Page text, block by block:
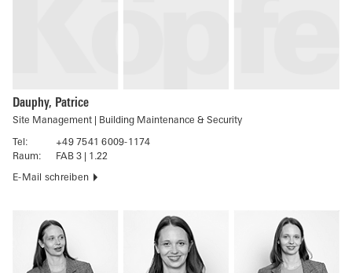
Dauphy, Patrice
Site Management | Building Maintenance & Security
Tel:
+49 7541 6009-1174
Raum:
FAB 3 | 1.22
E-Mail schreiben